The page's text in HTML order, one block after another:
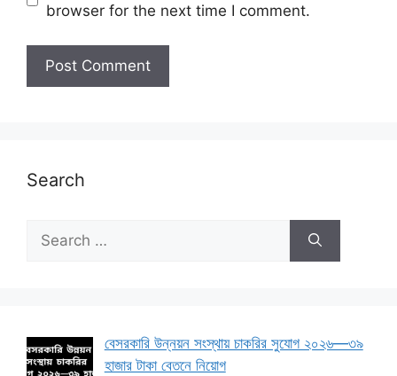
browser for the next time I comment.
Search
for:
বেসরকারি উন্নয়ন সংস্থায় চাকরির সুযোগ ২০২৬—৩৯
হাজার টাকা বেতনে নিয়োগ